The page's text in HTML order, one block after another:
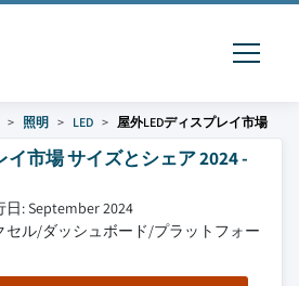
照明 LED 屋外LEDディスプレイ市場
イ市場 サイズとシェア 2024 -
日: September 2024
セル/ダッシュボード/プラットフォー